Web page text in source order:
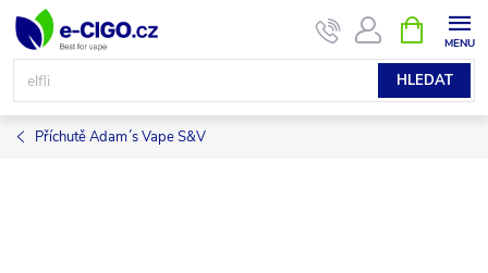
Přejít
obsah
HLEDAT
NÁKUPNÍ
KOŠÍK
Příchutě Adam´s Vape S&V